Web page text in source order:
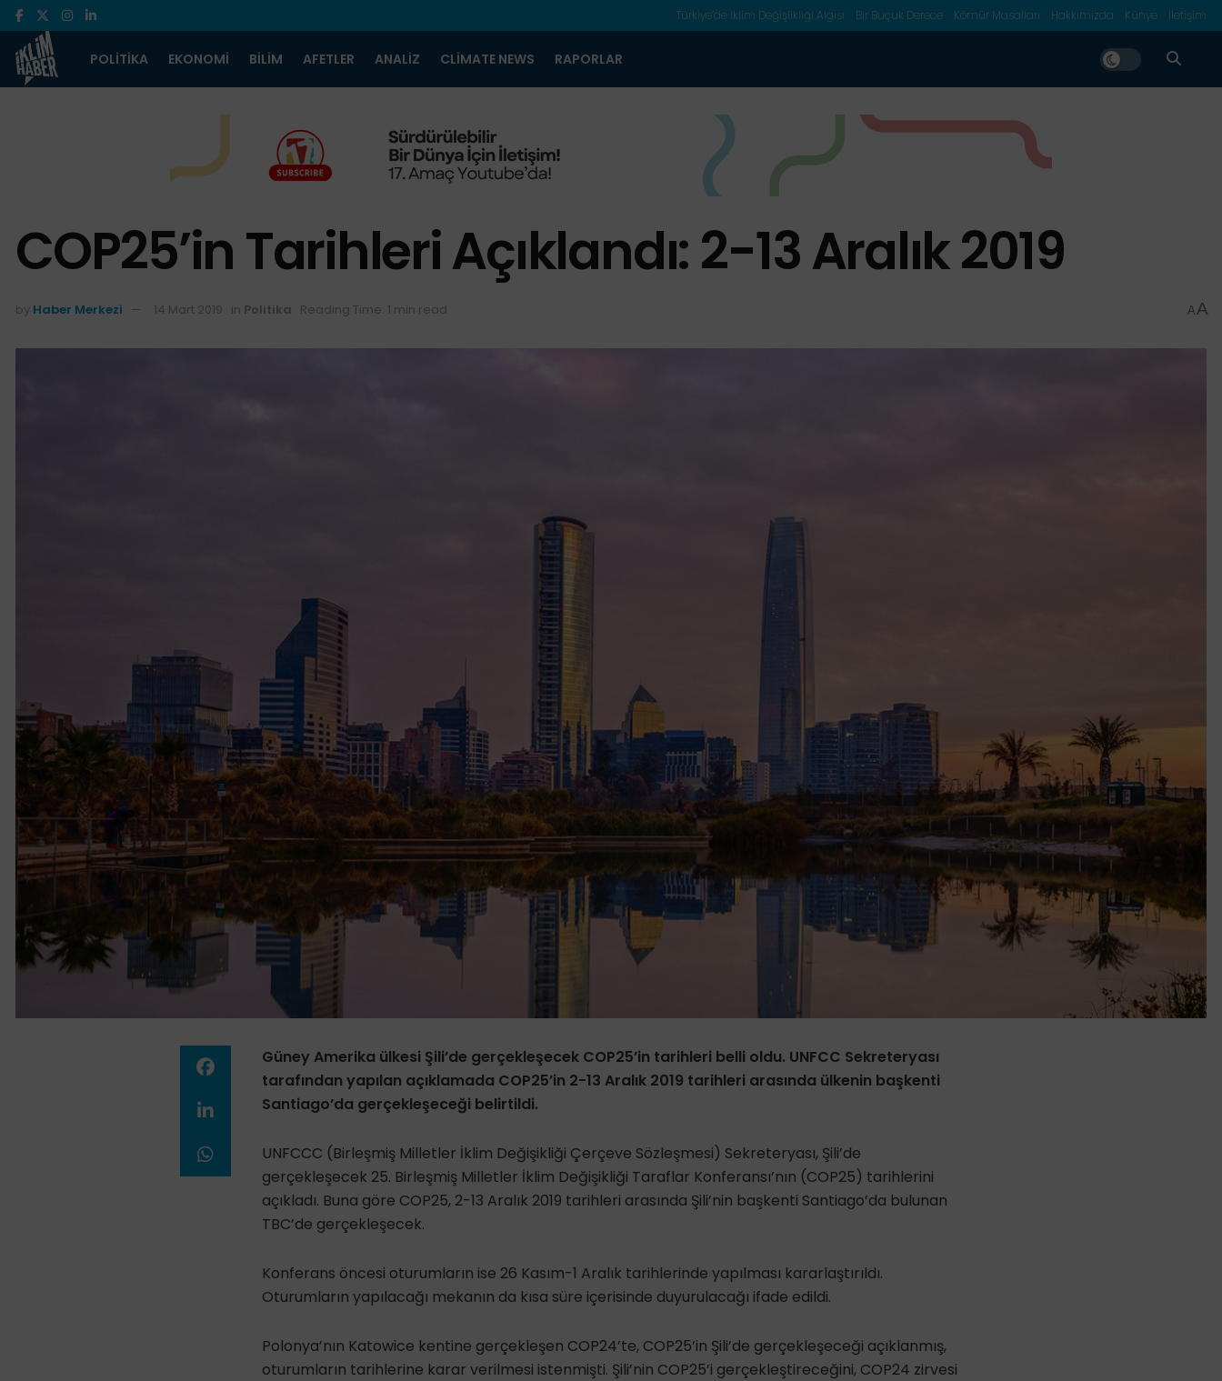
Türkiye’de İklim Değişlikliği Algısı Bir Buçuk Derece Kömür Masalları Hakkımızda Künye İletişim
POLITIKA EKONOMI BILIM AFETLER ANALIZ CLIMATE NEWS RAPORLAR
COP25’in Tarihleri Açıklandı: 2-13 Aralık 2019
by Haber Merkezi 14 Mart 2019 in Politika Reading Time: 1 min read AA
Güney Amerika ülkesi Şili’de gerçekleşecek COP25’in tarihleri belli oldu. UNFCC Sekreteryası
tarafından yapılan açıklamada COP25’in 2-13 Aralık 2019 tarihleri arasında ülkenin başkenti
Santiago’da gerçekleşeceği belirtildi.
UNFCCC (Birleşmiş Milletler İklim Değişikliği Çerçeve Sözleşmesi) Sekreteryası, Şili’de
gerçekleşecek 25. Birleşmiş Milletler İklim Değişikliği Taraflar Konferansı’nın (COP25) tarihlerini
açıkladı. Buna göre COP25, 2-13 Aralık 2019 tarihleri arasında Şili’nin başkenti Santiago’da bulunan
TBC’de gerçekleşecek.
Konferans öncesi oturumların ise 26 Kasım-1 Aralık tarihlerinde yapılması kararlaştırıldı.
Oturumların yapılacağı mekanın da kısa süre içerisinde duyurulacağı ifade edildi.
Polonya’nın Katowice kentine gerçekleşen COP24’te, COP25’in Şili’de gerçekleşeceği açıklanmış,
oturumların tarihlerine karar verilmesi istenmişti. Şili’nin COP25’i gerçekleştireceğini, COP24 zirvesi